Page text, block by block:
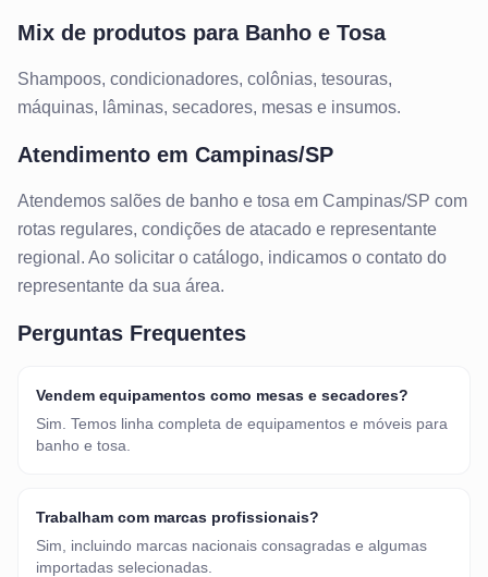
Mix de produtos para Banho e Tosa
Shampoos, condicionadores, colônias, tesouras,
máquinas, lâminas, secadores, mesas e insumos.
Atendimento em Campinas/SP
Atendemos salões de banho e tosa em Campinas/SP com
rotas regulares, condições de atacado e representante
regional. Ao solicitar o catálogo, indicamos o contato do
representante da sua área.
Perguntas Frequentes
Vendem equipamentos como mesas e secadores?
Sim. Temos linha completa de equipamentos e móveis para
banho e tosa.
Trabalham com marcas profissionais?
Sim, incluindo marcas nacionais consagradas e algumas
importadas selecionadas.